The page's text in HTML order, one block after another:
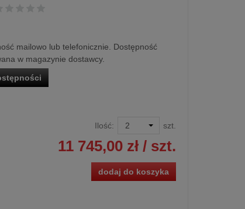
mailowo lub telefonicznie. Dostępność
w magazynie dostawcy.
Ilość: szt.
11 745,00 zł/ szt.
dodaj do koszyka